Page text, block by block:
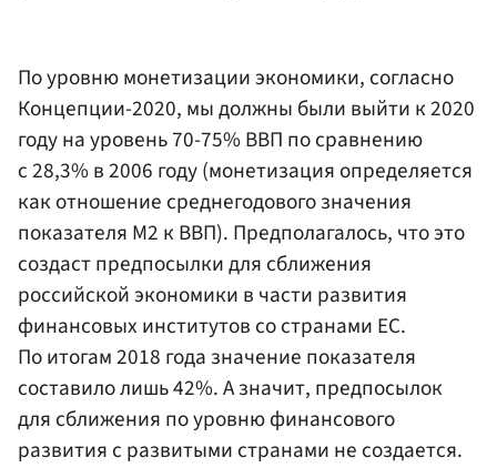
По уровню монетизации экономики, согласно
Концепции-2020, мы должны были выйти к 2020
году на уровень 70-75% ВВП по сравнению
с 28,3% в 2006 году (монетизация определяется
как отношение среднегодового значения
показателя М2 к ВВП). Предполагалось, что это
создаст предпосылки для сближения
российской экономики в части развития
финансовых институтов со странами ЕС.
По итогам 2018 года значение показателя
составило лишь 42%. А значит, предпосылок
для сближения по уровню финансового
развития с развитыми странами не создается.